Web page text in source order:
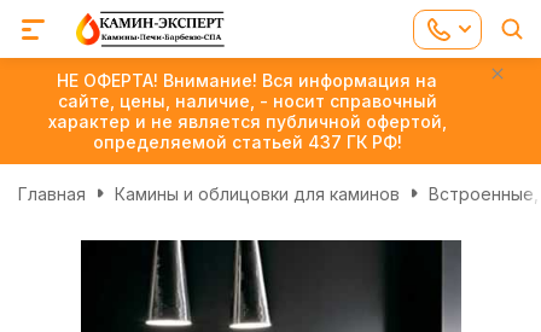
НЕ ОФЕРТА! Внимание! Вся информация на
сайте, цены, наличие, - носит справочный
характер и не является публичной офертой,
определяемой статьей 437 ГК РФ!
Главная Камины и облицовки для каминов